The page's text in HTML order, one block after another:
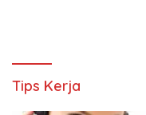
Tips Kerja